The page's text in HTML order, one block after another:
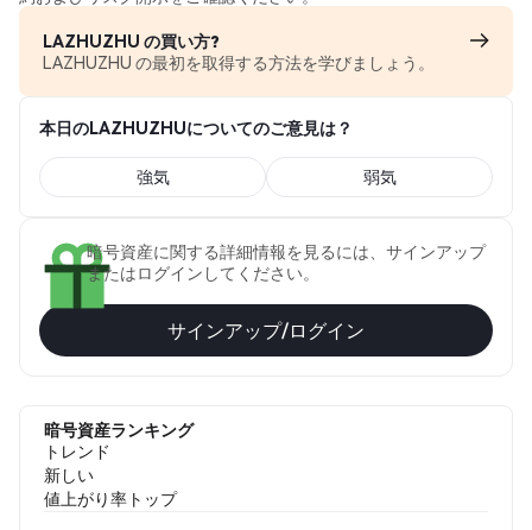
LAZHUZHU の買い方?
LAZHUZHU の最初を取得する方法を学びましょう。
本日のLAZHUZHUについてのご意見は？
強気 弱気
暗号資産に関する詳細情報を見るには、サインアップ
またはログインしてください。
サインアップ/ログイン
暗号資産ランキング
トレンド
新しい
値上がり率トップ